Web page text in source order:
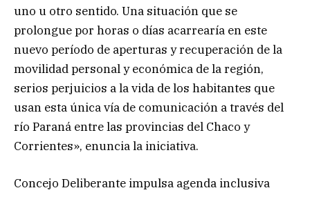
uno u otro sentido. Una situación que se
prolongue por horas o días acarrearía en este
nuevo período de aperturas y recuperación de la
movilidad personal y económica de la región,
serios perjuicios a la vida de los habitantes que
usan esta única vía de comunicación a través del
río Paraná entre las provincias del Chaco y
Corrientes», enuncia la iniciativa.
Concejo Deliberante impulsa agenda inclusiva